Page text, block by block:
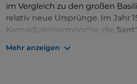
im Vergleich zu den großen
relativ neue Ursprünge. Im Jahr
Kamaldulensermönche, die
der gerade vor ihren Augen
Mehr anzeigen